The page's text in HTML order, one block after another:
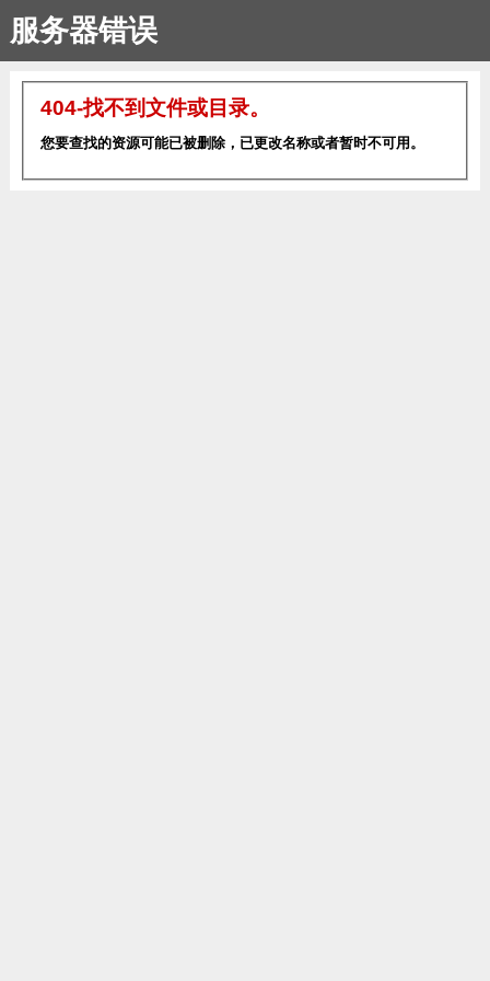
服务器错误
404-找不到文件或目录。
您要查找的资源可能已被删除，已更改名称或者暂时不可用。